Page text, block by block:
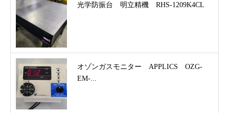
光学防振台 明立精機 RHS-1209K4CL
オゾンガスモニター APPLICS OZG-
EM-...